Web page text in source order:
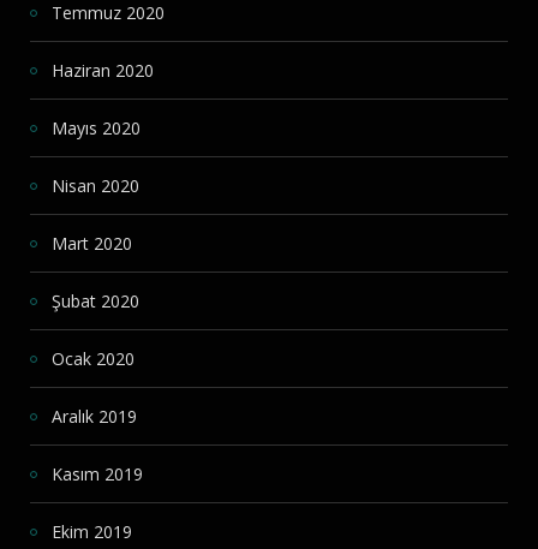
Temmuz 2020
Haziran 2020
Mayıs 2020
Nisan 2020
Mart 2020
Şubat 2020
Ocak 2020
Aralık 2019
Kasım 2019
Ekim 2019